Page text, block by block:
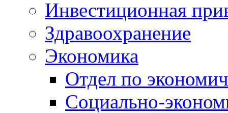
Инвестиционная
Здравоохранение
Экономика
Отдел по
Социально-